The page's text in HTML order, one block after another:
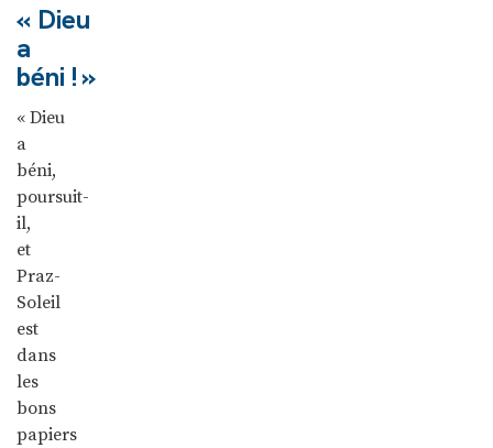
« Dieu
a
béni ! »
« Dieu
a
béni,
poursuit-
il,
et
Praz-
Soleil
est
dans
les
bons
papiers